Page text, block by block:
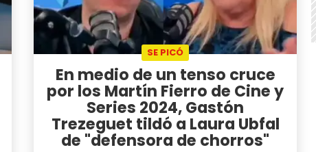
SE PICÓ
En medio de un tenso cruce
por los Martín Fierro de Cine y
Series 2024, Gastón
Trezeguet tildó a Laura Ubfal
de "defensora de chorros"